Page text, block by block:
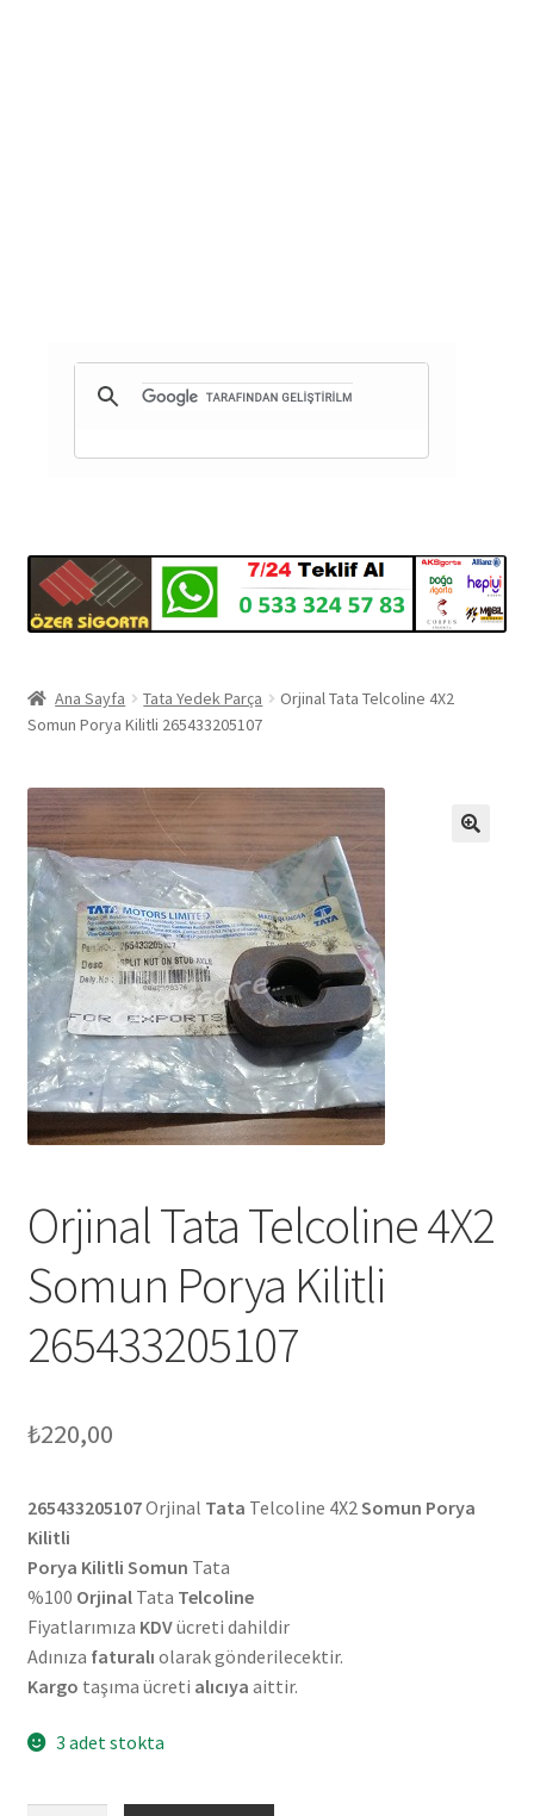
Ana Sayfa Tata Yedek Parça
Orjinal Tata Telcoline 4X2
Somun Porya Kilitli 265433205107
Orjinal Tata Telcoline 4X2
Somun Porya Kilitli
265433205107
₺220,00
265433205107Orjinal Tata Telcoline 4X2 Somun Porya
Kilitli
Porya Kilitli Somun Tata
%100 OrjinalTata Telcoline
Fiyatlarımıza KDVücreti dahildir
Adınıza faturalı olarak gönderilecektir.
Kargo taşıma ücreti alıcıya aittir.
3 adet stokta